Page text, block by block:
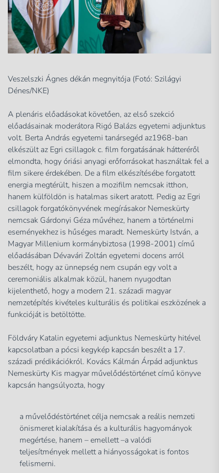
Veszelszki Ágnes dékán megnyitója (Fotó: Szilágyi
Dénes/NKE)
A plenáris előadásokat követően, az első szekció
előadásainak moderátora Rigó Balázs egyetemi adjunktus
volt. Berta András egyetemi tanársegéd az1968-ban
elkészült az Egri csillagok c. film forgatásának hátteréről
elmondta, hogy óriási anyagi erőforrásokat használtak fel a
film sikere érdekében. De a film elkészítésébe forgatott
energia megtérült, hiszen a mozifilm nemcsak itthon,
hanem külföldön is hatalmas sikert aratott. Pedig az Egri
csillagok forgatókönyvének megírásakor Nemeskürty
nemcsak Gárdonyi Géza művéhez, hanem a történelmi
eseményekhez is hűséges maradt. Nemeskürty István, a
Magyar Millenium kormánybiztosa (1998-2001) című
előadásában Dévavári Zoltán egyetemi docens arról
beszélt, hogy az ünnepség nem csupán egy volt a
ceremoniális alkalmak közül, hanem nyugodtan
kijelenthető, hogy a modern 21. századi magyar
nemzetépítés kivételes kulturális és politikai eszközének a
funkcióját is betöltötte.
Földváry Katalin egyetemi adjunktus Nemeskürty hitével
kapcsolatban a pócsi kegykép kapcsán beszélt a 17.
századi prédikációkról. Kovács Kálmán Árpád adjunktus
Nemeskürty Kis magyar művelődéstörténet című könyve
kapcsán hangsúlyozta, hogy
a művelődéstörténet célja nemcsak a reális nemzeti
önismeret kialakítása és a kulturális hagyományok
megértése, hanem – emellett –a valódi
teljesítmények mellett a hiányosságokat is fontos
felismerni.